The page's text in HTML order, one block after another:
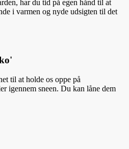
har du tid på egen hånd til at
i varmen og nyde udsigten til det
til at holde os oppe på
igennem sneen. Du kan låne dem